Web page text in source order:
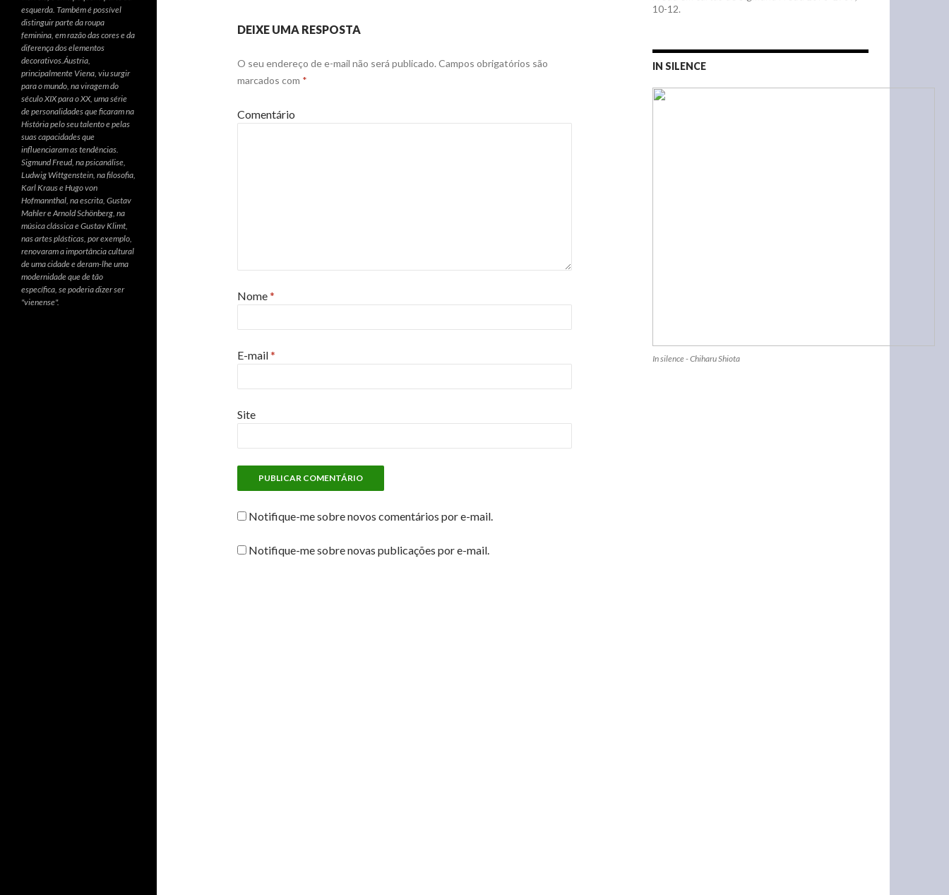
DEIXE UMA RESPOSTA
O seu endereço de e-mail não será publicado. Campos obrigatórios são
marcados com *
Comentário
Nome*
E-mail*
Site
Notifique-me sobre novos comentários por e-mail.
Notifique-me sobre novas publicações por e-mail.
10-12.
IN SILENCE
In silence - Chiharu Shiota
esquerda. Também é possível
distinguir parte da roupa
feminina, em razão das cores e da
diferença dos elementos
decorativos.Áustria,
principalmente Viena, viu surgir
para o mundo, na viragem do
século XIX para o XX, uma série
de personalidades que ficaram na
História pelo seu talento e pelas
suas capacidades que
influenciaram as tendências.
Sigmund Freud, na psicanálise,
Ludwig Wittgenstein, na filosofia,
Karl Kraus e Hugo von
Hofmannthal, na escrita, Gustav
Mahler e Arnold Schönberg, na
música clássica e Gustav Klimt,
nas artes plásticas, por exemplo,
renovaram a importância cultural
de uma cidade e deram-lhe uma
modernidade que de tão
específica, se poderia dizer ser
"vienense".